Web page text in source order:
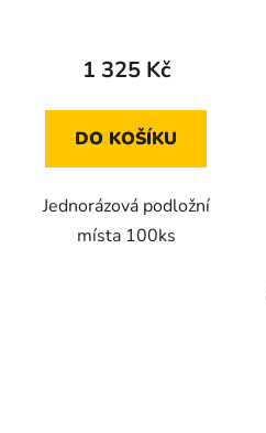
1 325 Kč
DO KOŠÍKU
Jednorázová podložní
místa 100ks